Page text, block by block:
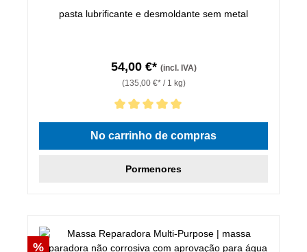
pasta lubrificante e desmoldante sem metal
54,00 €* (incl. IVA)
(135,00 €* / 1 kg)
Classificação média de 5 de 5 estrelas
No carrinho de compras
Pormenores
Desconto
%